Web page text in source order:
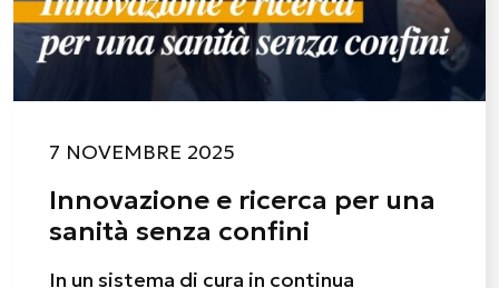
7 NOVEMBRE 2025
Innovazione e ricerca per una
sanità senza confini
In un sistema di cura in continua